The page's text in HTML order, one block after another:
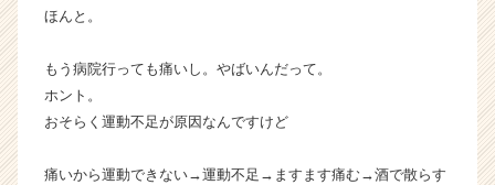
ほんと。
もう病院行っても痛いし。やばいんだって。
ホント。
おそらく運動不足が原因なんですけど
痛いから運動できない→運動不足→ますます痛む→酒で散らす